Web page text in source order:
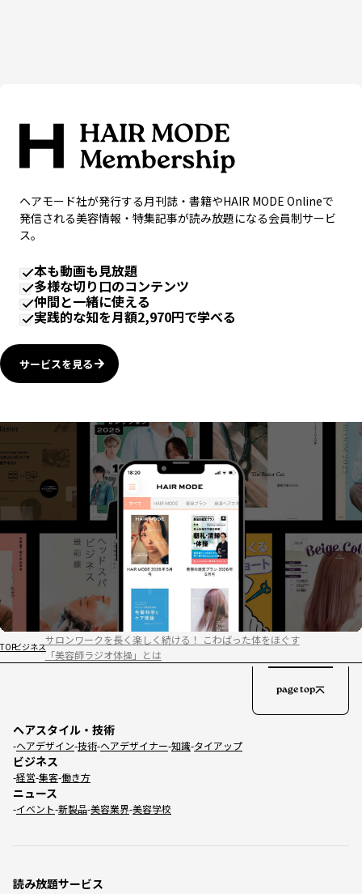
ヘアモード社が発行する月刊誌・書籍やHAIR MODE Onlineで
発信される美容情報・特集記事が読み放題になる会員制サービ
ス。
本も動画も見放題
多様な切り口のコンテンツ
仲間と一緒に使える
実践的な知を月額2,970円で学べる
サービスを見る
TOPビジネス
サロンワークを長く楽しく続ける！ こわばった体をほぐす
「美容師ラジオ体操」とは
ヘアスタイル・技術
ヘアデザイン 技術 ヘアデザイナー 知識 タイアップ
ビジネス
経営 集客 働き方
ニュース
イベント 新製品 美容業界 美容学校
読み放題サービス
page top